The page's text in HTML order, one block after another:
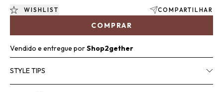
COMPRAR
WISHLIST COMPARTILHAR
Vendido e entregue porShop2gether
STYLE TIPS